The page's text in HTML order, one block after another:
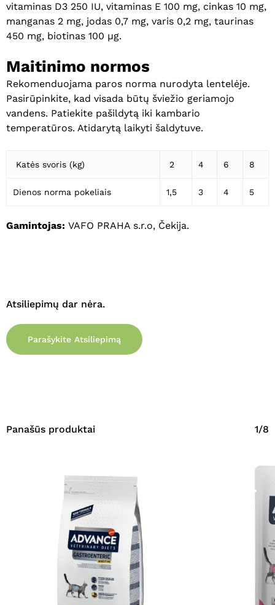
Krepšelyje nėra produktų.
Eiti Į Parduotuvę
vitaminas D3 250 IU, vitaminas E 100 mg, cinkas 10 mg,
manganas 2 mg, jodas 0,7 mg, varis 0,2 mg, taurinas
450 mg, biotinas 100 µg.
Maitinimo normos
Rekomenduojama paros norma nurodyta lentelėje.
Pasirūpinkite, kad visada būtų šviežio geriamojo
vandens. Patiekite pašildytą iki kambario
temperatūros. Atidarytą laikyti šaldytuve.
Katės svoris (kg) 2 4 6 8
Dienos norma pokeliais 1,5 3 4 5
Gamintojas: VAFO PRAHA s.r.o, Čekija.
Atsiliepimų dar nėra.
Parašykite Atsiliepimą
Panašūs produktai 1/8